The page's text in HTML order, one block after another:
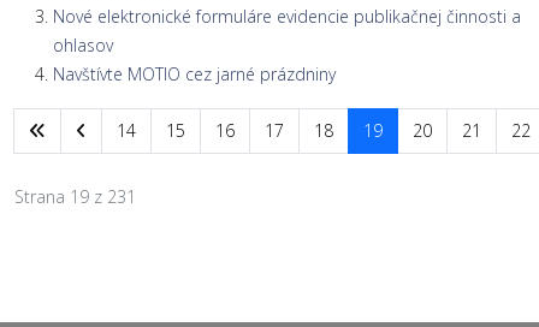
Nové elektronické formuláre evidencie publikačnej činnosti a
ohlasov
Navštívte MOTIO cez jarné prázdniny
14 15 16 17 18 19 20 21 22
Strana 19 z 231